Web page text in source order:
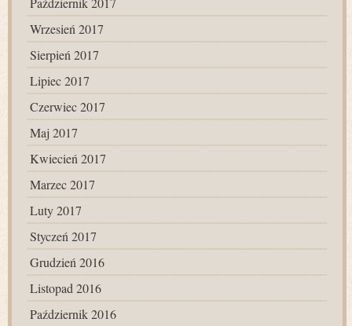
Wrzesień 2017
Sierpień 2017
Lipiec 2017
Czerwiec 2017
Maj 2017
Kwiecień 2017
Marzec 2017
Luty 2017
Styczeń 2017
Grudzień 2016
Listopad 2016
Październik 2016